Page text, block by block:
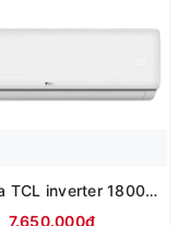
Điều hòa TCL inverter 18000btu 1 chiều TAC-18CSD/XAB1I
7.650.000₫